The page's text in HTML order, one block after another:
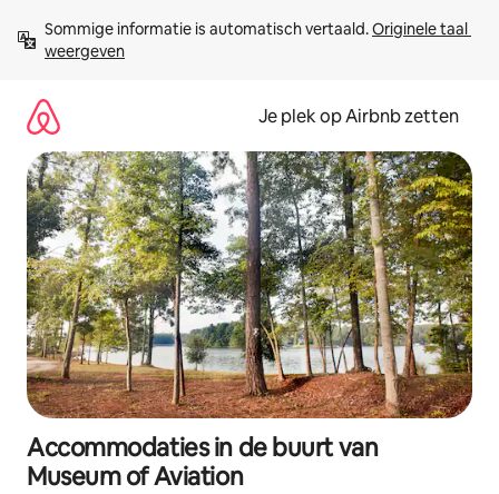
direct
naar
Sommige informatie is automatisch vertaald. Originele taal
weergeven
Je plek op Airbnb zetten
Accommodaties in de buurt van
Museum of Aviation